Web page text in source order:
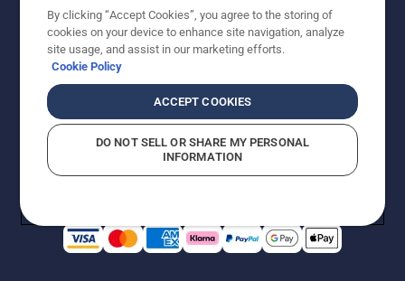
viste priser er vejledende udsalgspriser. Der tages
forbehold for stave- og trykfejl samt prisændringer. Vi
stræber efter at have så nøjagtige oplysningerne på
dette websted som muligt. Alle anførte priser er
vejledende udsalgspriser (inkl. moms), medmindre
CookiepolitikAnvendelsesvilkår
Bekendtgørelse vedr. beskyttelse af personlige oplysninger
Rapporter formodede overtrædelser
By clicking “Accept Cookies”, you agree to the storing of
cookies on your device to enhance site navigation, analyze
site usage, and assist in our marketing efforts.
Cookie Policy
ACCEPT COOKIES
DO NOT SELL OR SHARE MY PERSONAL
INFORMATION